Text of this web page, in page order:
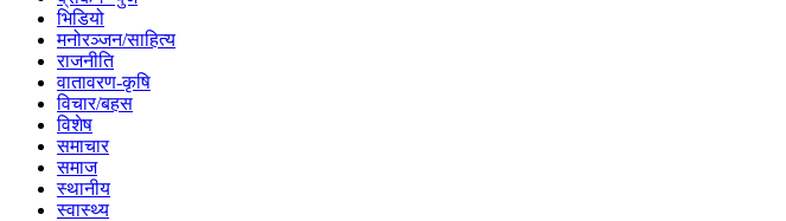
भिडियो
मनोरञ्जन/साहित्य
राजनीति
वातावरण-कृषि
विचार/बहस
विशेष
समाचार
समाज
स्थानीय
स्वास्थ्य